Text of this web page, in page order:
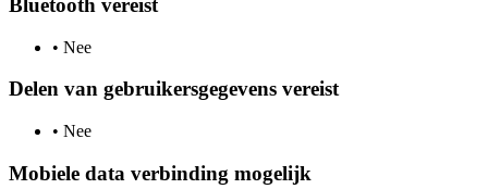
Bluetooth vereist
• Nee
Delen van gebruikersgegevens vereist
• Nee
Mobiele data verbinding mogelijk